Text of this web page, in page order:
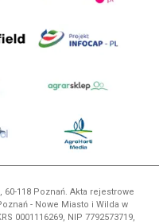
118 Poznań. Akta rejestrowe
- Nowe Miasto i Wilda w
0001116269, NIP 7792573719,